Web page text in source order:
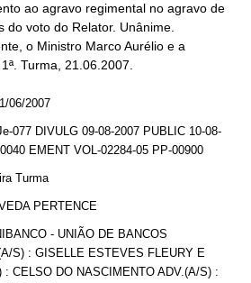
ao agravo regimental no agravo de
do voto do Relator. Unânime.
o Ministro Marco Aurélio e a
Turma, 21.06.2007.
06/2007
077 DIVULG 09-08-2007 PUBLIC 10-08-
EMENT VOL-02284-05 PP-00900
Turma
PERTENCE
- UNIÃO DE BANCOS
S) : GISELLE ESTEVES FLEURY E
: CELSO DO NASCIMENTO ADV.(A/S) :